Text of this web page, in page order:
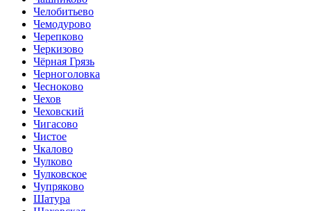
Челобитьево
Чемодурово
Черепково
Черкизово
Чёрная Грязь
Черноголовка
Чесноково
Чехов
Чеховский
Чигасово
Чистое
Чкалово
Чулково
Чулковское
Чупряково
Шатура